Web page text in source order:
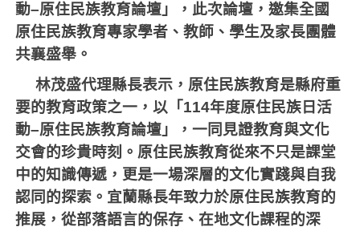
動–原住民族教育論壇」，此次論壇，邀集全國
原住民族教育專家學者、教師、學生及家長團體
共襄盛舉。
林茂盛代理縣長表示，原住民族教育是縣府重
要的教育政策之一，以「 114年度原住民族日活
動–原住民族教育論壇」，一同見證教育與文化
交會的珍貴時刻。原住民族教育從來不只是課堂
中的知識傳遞，更是一場深層的文化實踐與自我
認同的探索。宜蘭縣長年致力於原住民族教育的
推展，從部落語言的保存、在地文化課程的深